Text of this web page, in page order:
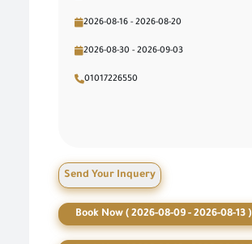
2026-08-16 - 2026-08-20
2026-08-30 - 2026-09-03
01017226550
Send Your Inquery
Book Now ( 2026-08-09 - 2026-08-13 )